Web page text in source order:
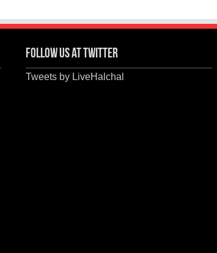
Follow us at Twitter
Tweets by LiveHalchal